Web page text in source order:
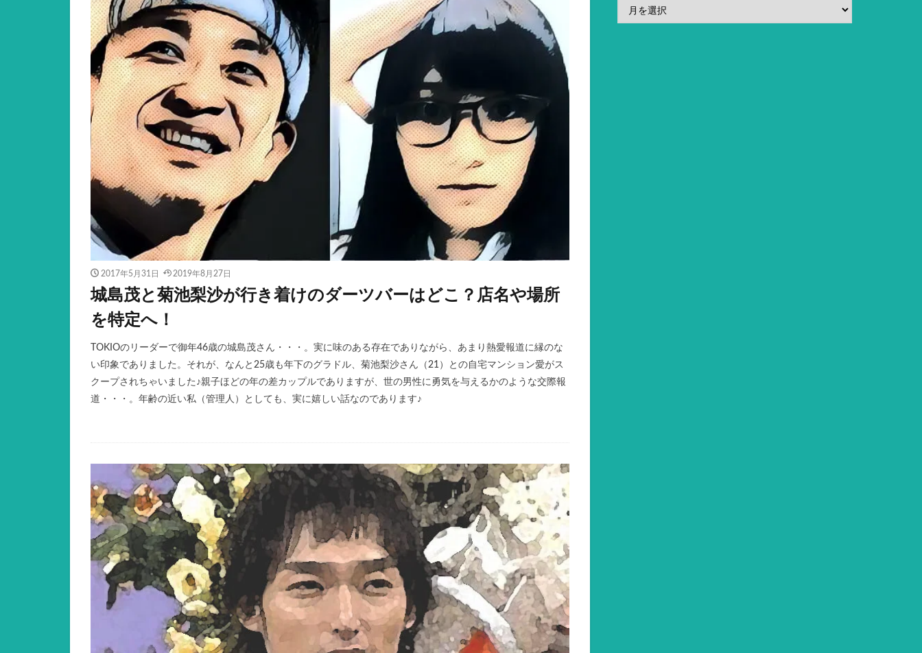
2017年5月31日 2019年8月27日
城島茂と菊池梨沙が行き着けのダーツバーはどこ？店名や場所
を特定へ！
TOKIOのリーダーで御年46歳の城島茂さん・・・。実に味のある存在でありながら、あまり熱愛報道に縁のな
い印象でありました。それが、なんと25歳も年下のグラドル、菊池梨沙さん（21）との自宅マンション愛がス
クープされちゃいました♪親子ほどの年の差カップルでありますが、世の男性に勇気を与えるかのような交際報
道・・・。年齢の近い私（管理人）としても、実に嬉しい話なのであります♪